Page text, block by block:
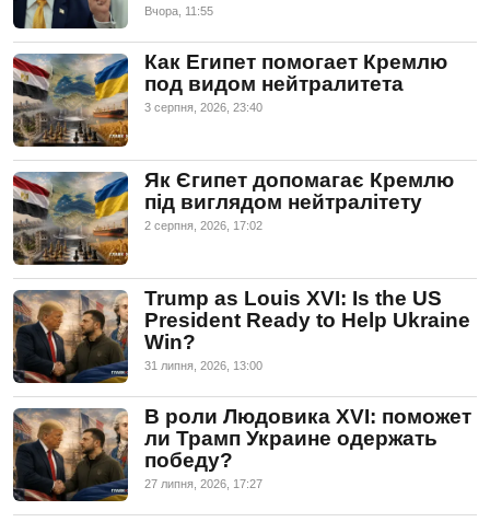
Вчора, 11:55
Как Египет помогает Кремлю
под видом нейтралитета
3 серпня, 2026, 23:40
Як Єгипет допомагає Кремлю
під виглядом нейтралітету
2 серпня, 2026, 17:02
Trump as Louis XVI: Is the US
President Ready to Help Ukraine
Win?
31 липня, 2026, 13:00
В роли Людовика XVI: поможет
ли Трамп Украине одержать
победу?
27 липня, 2026, 17:27